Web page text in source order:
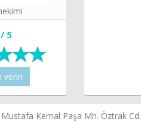
5
verin
Mustafa Kemal Paşa Mh. Öztrak